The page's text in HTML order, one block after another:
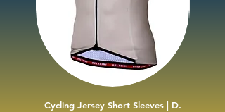
Cycling Jersey Short Sleeves | D.